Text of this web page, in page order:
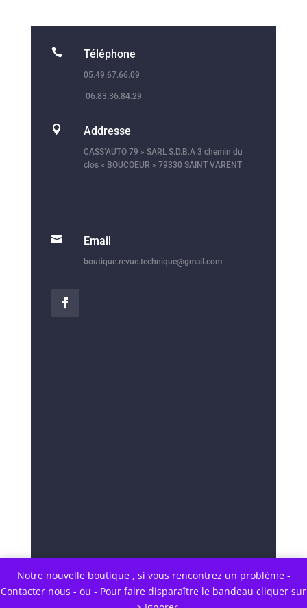
Notre nouvelle boutique , si vous rencontrez un problème -
Contacter nous - ou - Pour faire disparaître le bandeau cliquer sur
 Téléphone
05.49.67.66.09
06.83.36.84.29
 Addresse
CASS’AUTO 79 » SARL S.D.B.A 3 chemin du
clos « BOUCOEUR » 79330 SAINT VARENT
 Email
boutique.revue.technique@gmail.com